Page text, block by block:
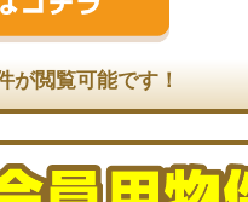
が閲覧可能です！